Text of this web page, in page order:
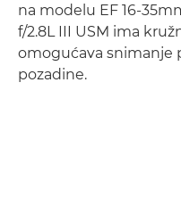
na modelu EF 16-
f/2.8L III USM ima
omogućava snimanje
pozadine.